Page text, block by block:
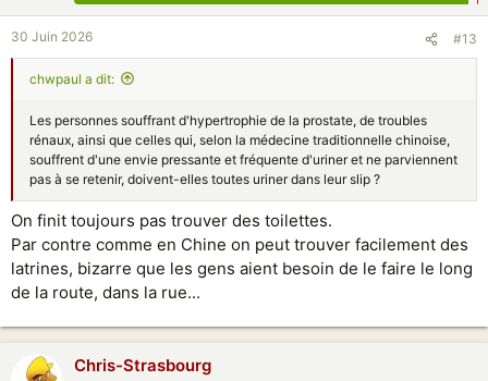
30 Juin 2026 #13
chwpaul a dit:
Les personnes souffrant d'hypertrophie de la prostate, de troubles
rénaux, ainsi que celles qui, selon la médecine traditionnelle chinoise,
souffrent d'une envie pressante et fréquente d'uriner et ne parviennent
pas à se retenir, doivent-elles toutes uriner dans leur slip ?
On finit toujours pas trouver des toilettes.
Par contre comme en Chine on peut trouver facilement des
latrines, bizarre que les gens aient besoin de le faire le long
de la route, dans la rue...
Chris-Strasbourg